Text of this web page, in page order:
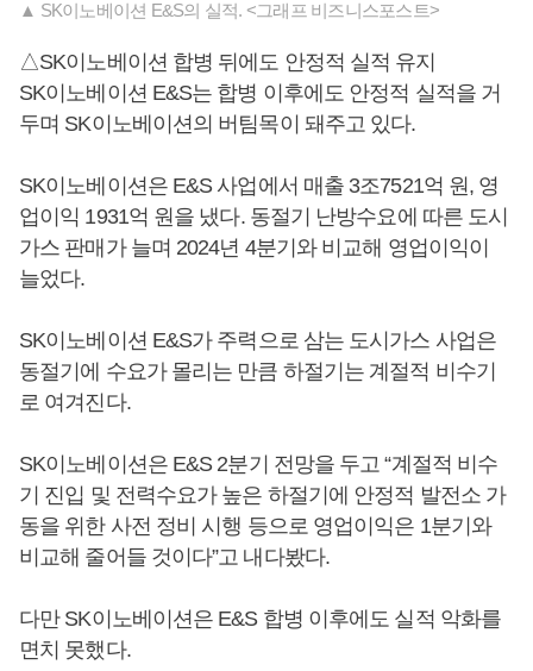
▲ SK이노베이션 E&S의 실적. <그래프 비즈니스포스트>
△SK이노베이션 합병 뒤에도 안정적 실적 유지
SK이노베이션 E&S는 합병 이후에도 안정적 실적을 거
두며 SK이노베이션의 버팀목이 돼주고 있다.
SK이노베이션은 E&S 사업에서 매출 3조7521억 원, 영
업이익 1931억 원을 냈다. 동절기 난방수요에 따른 도시
가스 판매가 늘며 2024년 4분기와 비교해 영업이익이
늘었다.
SK이노베이션 E&S가 주력으로 삼는 도시가스 사업은
동절기에 수요가 몰리는 만큼 하절기는 계절적 비수기
로 여겨진다.
SK이노베이션은 E&S 2분기 전망을 두고 “계절적 비수
기 진입 및 전력수요가 높은 하절기에 안정적 발전소 가
동을 위한 사전 정비 시행 등으로 영업이익은 1분기와
비교해 줄어들 것이다”고 내다봤다.
다만 SK이노베이션은 E&S 합병 이후에도 실적 악화를
면치 못했다.